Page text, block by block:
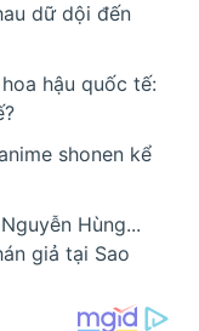
dữ dội đến
hậu quốc tế:
shonen kể
Hùng...
giả tại Sao